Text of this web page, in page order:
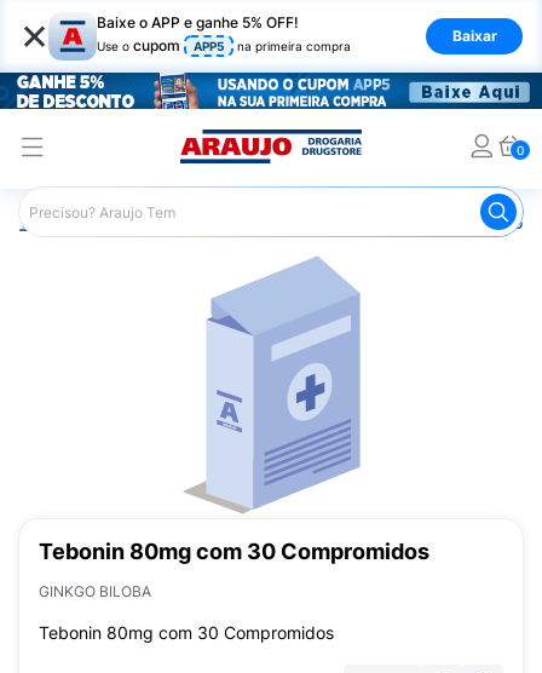
× Baixe o APP e ganhe 5% OFF!
Use o cupom APP5 na primeira compra
Baixar
0
Araujo Medicamentos Remédio para Sistema Nervoso
Tebonin 80mg com 30 Compromidos
GINKGO BILOBA
Tebonin 80mg com 30 Compromidos